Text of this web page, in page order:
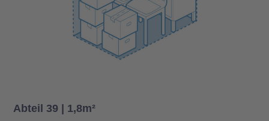
Abteil 39 | 1,8m²